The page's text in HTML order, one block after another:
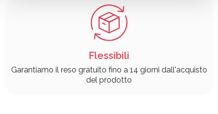
Flessibili
Garantiamo il reso gratuito fino a 14 giorni dall'acquisto
del prodotto